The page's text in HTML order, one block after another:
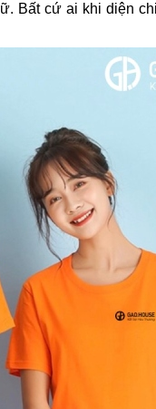
Bất cứ ai khi diện